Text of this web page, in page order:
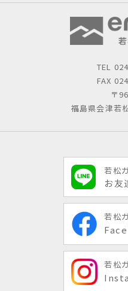
TEL
FAX
〒
福島県会津若
若松
お友
若松
若松